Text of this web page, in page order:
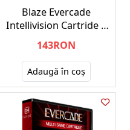
Blaze Evercade
Intellivision Cartride 1
EFIGS
143RON
Adaugă în coş